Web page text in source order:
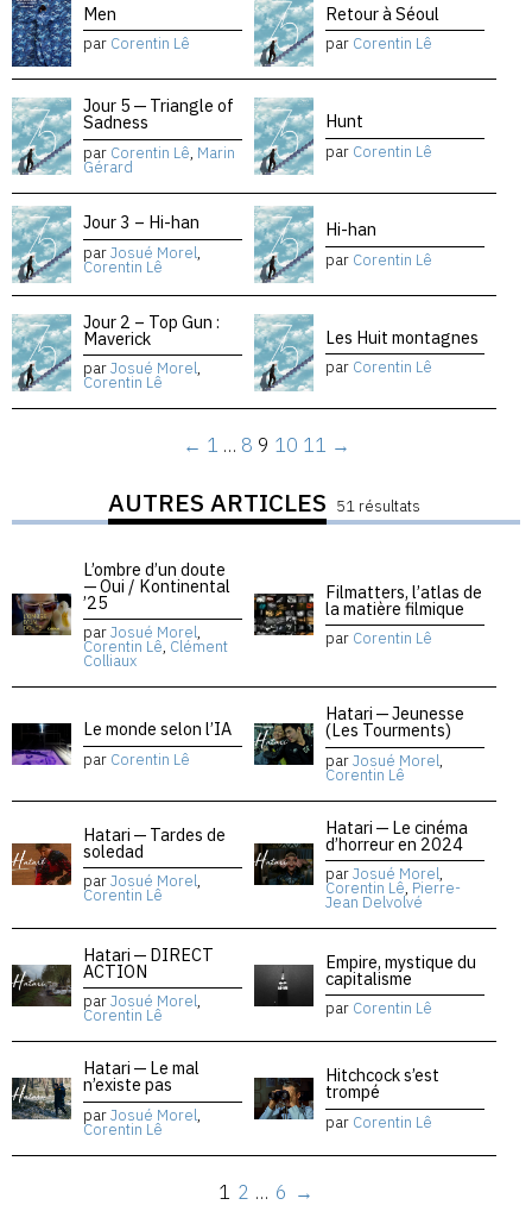
Men
par Corentin Lê
Retour à Séoul
par Corentin Lê
Jour 5 — Triangle of
Sadness
par Corentin Lê, Marin
Gérard
Hunt
par Corentin Lê
Jour 3 – Hi-han
parJosué Morel,
Corentin Lê
Hi-han
par Corentin Lê
Jour 2 – Top Gun :
Maverick
parJosué Morel,
Corentin Lê
Les Huit montagnes
par Corentin Lê
← 1 … 8 9 10 11 →
AUTRES ARTICLES 51 résultats
L’ombre d’un doute
— Oui / Kontinental
’25
parJosué Morel,
Corentin Lê, Clément
Colliaux
Filmatters, l’atlas de
la matière filmique
par Corentin Lê
Le monde selon l’IA
par Corentin Lê
Hatari — Jeunesse
(Les Tourments)
parJosué Morel,
Corentin Lê
Hatari — Tardes de
soledad
parJosué Morel,
Corentin Lê
Hatari — Le cinéma
d’horreur en 2024
parJosué Morel,
Corentin Lê, Pierre-
Jean Delvolvé
Hatari — DIRECT
ACTION
parJosué Morel,
Corentin Lê
Empire, mystique du
capitalisme
par Corentin Lê
Hatari — Le mal
n’existe pas
parJosué Morel,
Corentin Lê
Hitchcock s’est
trompé
par Corentin Lê
1 2 … 6 →